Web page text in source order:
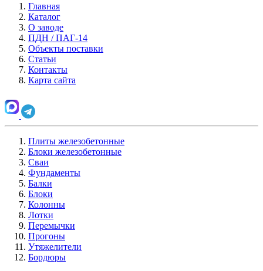
Главная
Каталог
О заводе
ПДН / ПАГ-14
Объекты поставки
Статьи
Контакты
Карта сайта
Плиты железобетонные
Блоки железобетонные
Сваи
Фундаменты
Балки
Блоки
Колонны
Лотки
Перемычки
Прогоны
Утяжелители
Бордюры